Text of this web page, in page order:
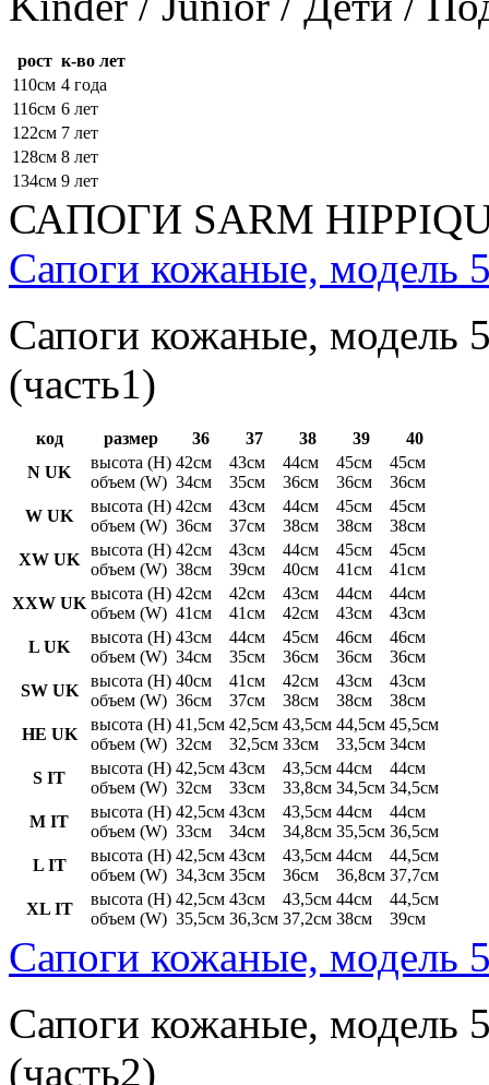
рост к-во лет
110см 4 года
116см 6 лет
122см 7 лет
128см 8 лет
134см 9 лет
САПОГИ SARM
Сапоги кожаные, модель
Сапоги кожаные, модель
(часть1)
код размер 36 37 38 39
40
N UK
высота (H)
объем (W)
42см
34см
43см
35см
44см
36см
45см
36см
45см
36см
W UK
высота (H)
объем (W)
42см
36см
43см
37см
44см
38см
45см
38см
45см
38см
XW UK
высота (H)
объем (W)
42см
38см
43см
39см
44см
40см
45см
41см
45см
41см
XXW UK
высота (H)
объем (W)
42см
41см
42см
41см
43см
42см
44см
43см
44см
43см
L UK
высота (H)
объем (W)
43см
34см
44см
35см
45см
36см
46см
36см
46см
36см
SW UK
высота (H)
объем (W)
40см
36см
41см
37см
42см
38см
43см
38см
43см
38см
HE UK
высота (H)
объем (W)
41,5см
32см
42,5см
32,5см
43,5см
33см
44,5см
33,5см
45,5см
34см
S IT
высота (H)
объем (W)
42,5см
32см
43см
33см
43,5см
33,8см
44см
34,5см
44см
34,5см
M IT
высота (H)
объем (W)
42,5см
33см
43см
34см
43,5см
34,8см
44см
35,5см
44см
36,5см
L IT
высота (H)
объем (W)
42,5см
34,3см
43см
35см
43,5см
36см
44см
36,8см
44,5см
37,7см
XL IT
высота (H)
объем (W)
42,5см
35,5см
43см
36,3см
43,5см
37,2см
44см
38см
44,5см
39см
Сапоги кожаные, модель
Сапоги кожаные, модель
(часть2)